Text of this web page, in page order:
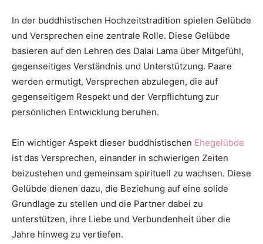
In der buddhistischen Hochzeitstradition spielen Gelübde
und Versprechen eine zentrale Rolle. Diese Gelübde
basieren auf den Lehren des Dalai Lama über Mitgefühl,
gegenseitiges Verständnis und Unterstützung. Paare
werden ermutigt, Versprechen abzulegen, die auf
gegenseitigem Respekt und der Verpflichtung zur
persönlichen Entwicklung beruhen.
Ein wichtiger Aspekt dieser buddhistischen Ehegelübde
ist das Versprechen, einander in schwierigen Zeiten
beizustehen und gemeinsam spirituell zu wachsen. Diese
Gelübde dienen dazu, die Beziehung auf eine solide
Grundlage zu stellen und die Partner dabei zu
unterstützen, ihre Liebe und Verbundenheit über die
Jahre hinweg zu vertiefen.